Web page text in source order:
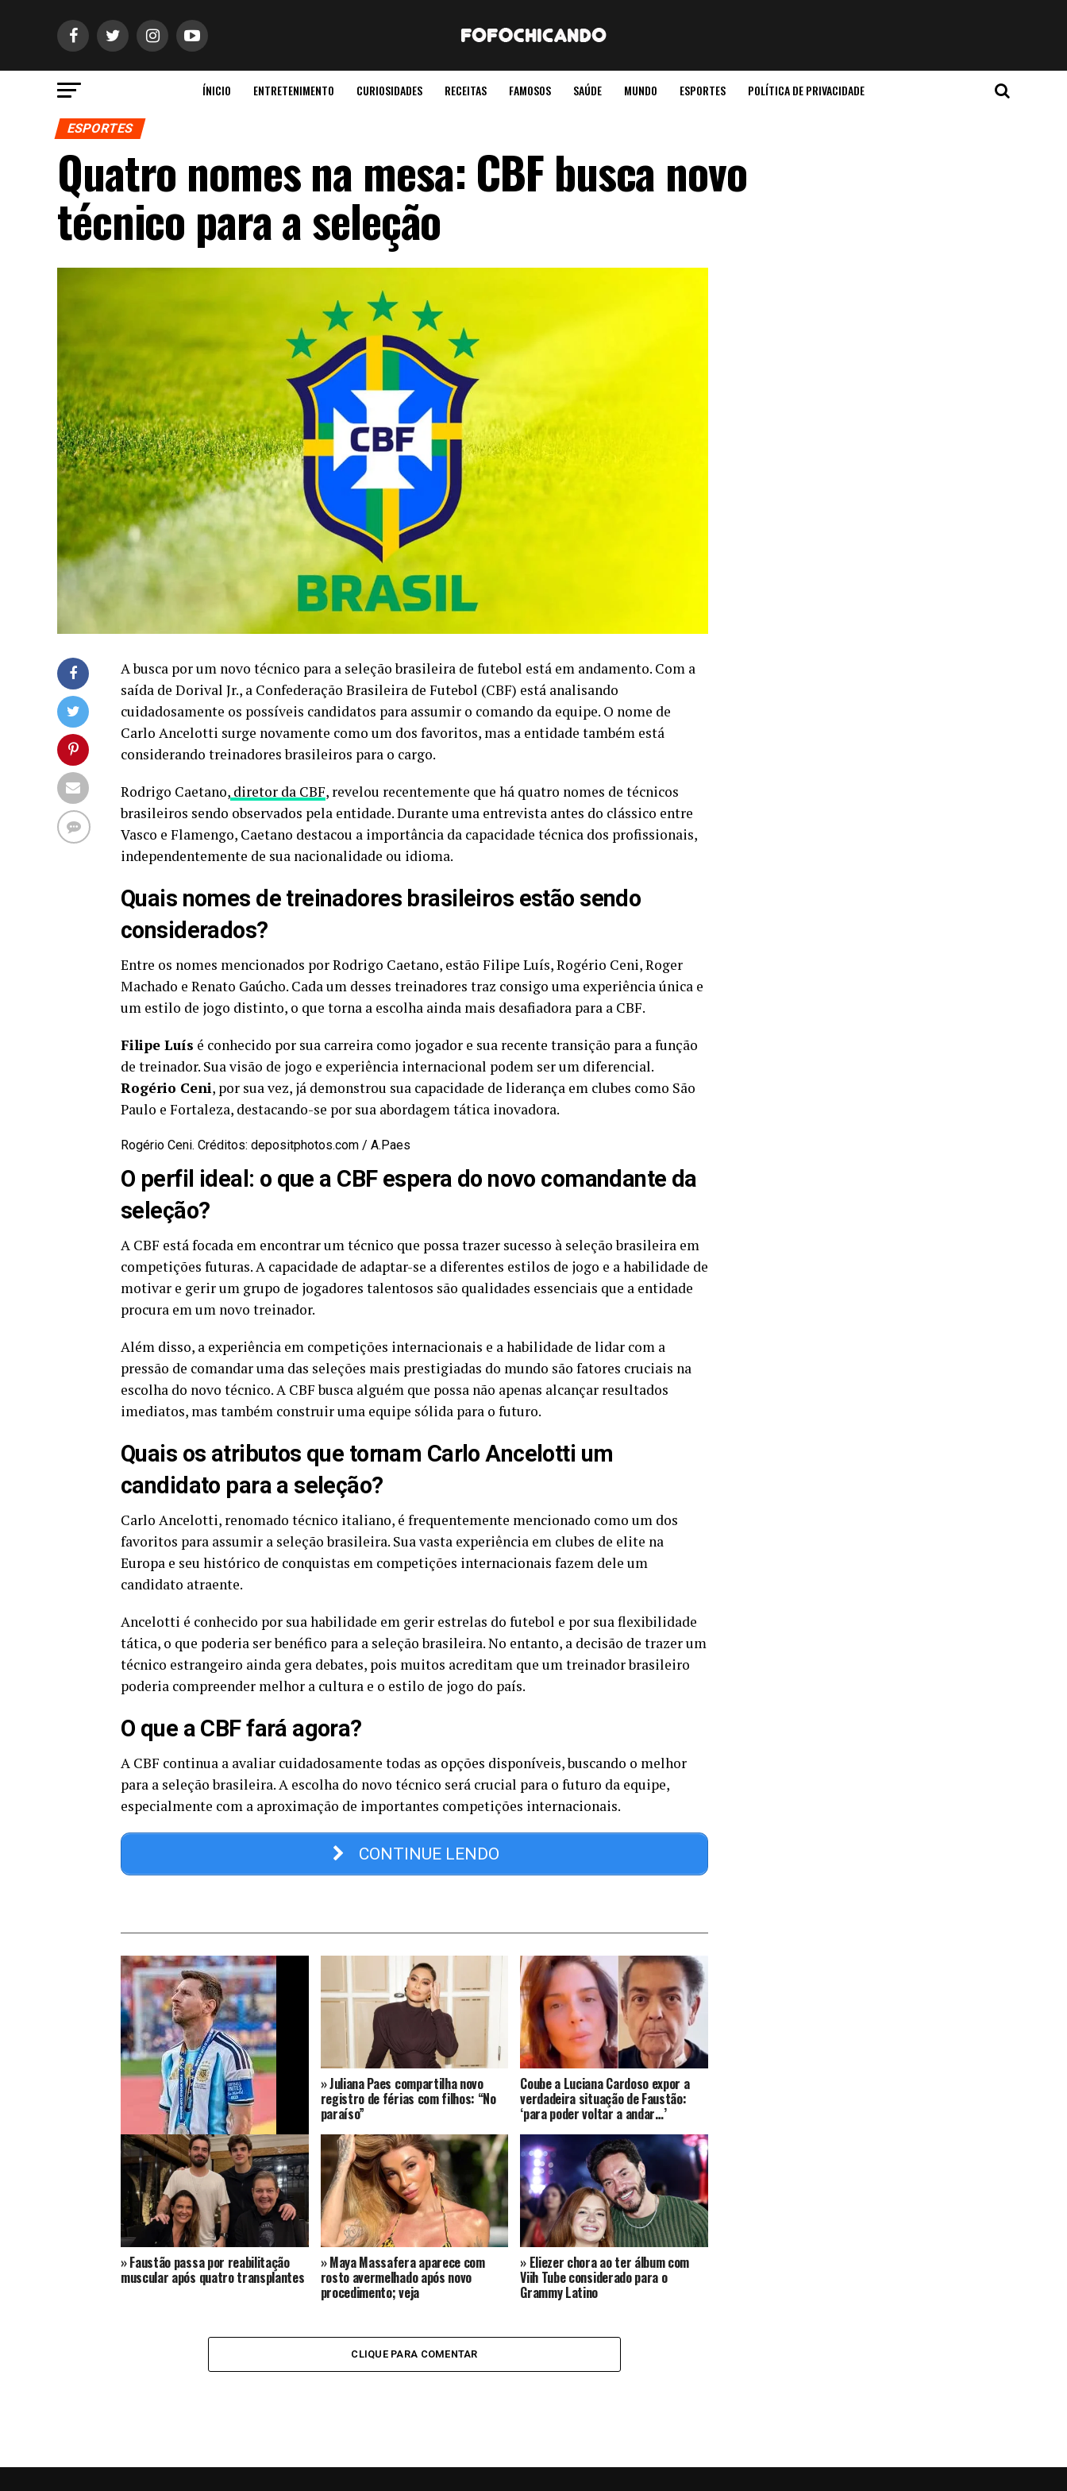
ÍNICIO ENTRETENIMENTO CURIOSIDADES RECEITAS FAMOSOS SAÚDE MUNDO ESPORTES POLÍTICA DE PRIVACIDADE
ESPORTES
Quatro nomes na mesa: CBF busca novo
técnico para a seleção
A busca por um novo técnico para a seleção brasileira de futebol está em andamento. Com a
saída de Dorival Jr., a Confederação Brasileira de Futebol (CBF) está analisando
cuidadosamente os possíveis candidatos para assumir o comando da equipe. O nome de
Carlo Ancelotti surge novamente como um dos favoritos, mas a entidade também está
considerando treinadores brasileiros para o cargo.
Rodrigo Caetano, diretor da CBF, revelou recentemente que há quatro nomes de técnicos
brasileiros sendo observados pela entidade. Durante uma entrevista antes do clássico entre
Vasco e Flamengo, Caetano destacou a importância da capacidade técnica dos profissionais,
independentemente de sua nacionalidade ou idioma.
Quais nomes de treinadores brasileiros estão sendo
considerados?
Entre os nomes mencionados por Rodrigo Caetano, estão Filipe Luís, Rogério Ceni, Roger
Machado e Renato Gaúcho. Cada um desses treinadores traz consigo uma experiência única e
um estilo de jogo distinto, o que torna a escolha ainda mais desafiadora para a CBF.
Filipe Luís é conhecido por sua carreira como jogador e sua recente transição para a função
de treinador. Sua visão de jogo e experiência internacional podem ser um diferencial.
Rogério Ceni, por sua vez, já demonstrou sua capacidade de liderança em clubes como São
Paulo e Fortaleza, destacando-se por sua abordagem tática inovadora.
Rogério Ceni. Créditos: depositphotos.com / A.Paes
O perfil ideal: o que a CBF espera do novo comandante da
seleção?
A CBF está focada em encontrar um técnico que possa trazer sucesso à seleção brasileira em
competições futuras. A capacidade de adaptar-se a diferentes estilos de jogo e a habilidade de
motivar e gerir um grupo de jogadores talentosos são qualidades essenciais que a entidade
procura em um novo treinador.
Além disso, a experiência em competições internacionais e a habilidade de lidar com a
pressão de comandar uma das seleções mais prestigiadas do mundo são fatores cruciais na
escolha do novo técnico. A CBF busca alguém que possa não apenas alcançar resultados
imediatos, mas também construir uma equipe sólida para o futuro.
Quais os atributos que tornam Carlo Ancelotti um
candidato para a seleção?
Carlo Ancelotti, renomado técnico italiano, é frequentemente mencionado como um dos
favoritos para assumir a seleção brasileira. Sua vasta experiência em clubes de elite na
Europa e seu histórico de conquistas em competições internacionais fazem dele um
candidato atraente.
Ancelotti é conhecido por sua habilidade em gerir estrelas do futebol e por sua flexibilidade
tática, o que poderia ser benéfico para a seleção brasileira. No entanto, a decisão de trazer um
técnico estrangeiro ainda gera debates, pois muitos acreditam que um treinador brasileiro
poderia compreender melhor a cultura e o estilo de jogo do país.
O que a CBF fará agora?
A CBF continua a avaliar cuidadosamente todas as opções disponíveis, buscando o melhor
para a seleção brasileira. A escolha do novo técnico será crucial para o futuro da equipe,
especialmente com a aproximação de importantes competições internacionais.
CONTINUE LENDO
Plano para atacar Messi durante a
Copa do Mundo teria sido
descoberto nos EUA – Terra Brasil
Notícias
» Juliana Paes compartilha novo
registro de férias com filhos: “No
paraíso”
Coube a Luciana Cardoso expor a
verdadeira situação de Faustão:
‘para poder voltar a andar…’
» Faustão passa por reabilitação
muscular após quatro transplantes
» Maya Massafera aparece com
rosto avermelhado após novo
procedimento; veja
» Eliezer chora ao ter álbum com
Viih Tube considerado para o
Grammy Latino
CLIQUE PARA COMENTAR